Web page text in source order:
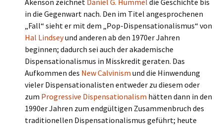
Akenson zeichnet Daniel G. Hummel die Geschichte bis
in die Gegenwart nach. Den im Titel angesprochenen
„Fall“ sieht er mit dem „Pop-Dispensationalismus“ von
Hal Lindseyund anderen ab den 1970er Jahren
beginnen; dadurch sei auch der akademische
Dispensationalismus in Misskredit geraten. Das
Aufkommen des New Calvinism und die Hinwendung
vieler Dispensationalisten entweder zu diesem oder
zum Progressive Dispensationalism hätten dann in den
1990er Jahren zum endgültigen Zusammenbruch des
traditionellen Dispensationalismus geführt; heute